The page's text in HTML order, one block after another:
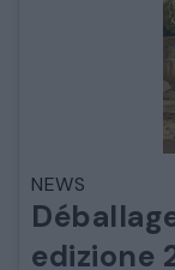
NEWS
edizione